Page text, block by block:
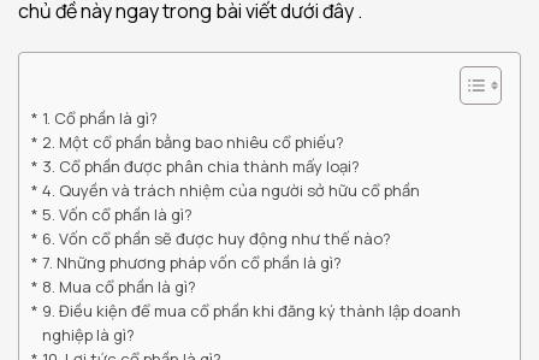
chủ đề này ngay trong bài viết dưới đây .
1. Cổ phần là gì?
2. Một cổ phần bằng bao nhiêu cổ phiếu?
3. Cổ phần được phân chia thành mấy loại?
4. Quyền và trách nhiệm của người sở hữu cổ phần
5. Vốn cổ phần là gì?
6. Vốn cổ phần sẽ được huy động như thế nào?
7. Những phương pháp vốn cổ phần là gì?
8. Mua cổ phần là gì?
9. Điều kiện để mua cổ phần khi đăng ký thành lập doanh
nghiệp là gì?